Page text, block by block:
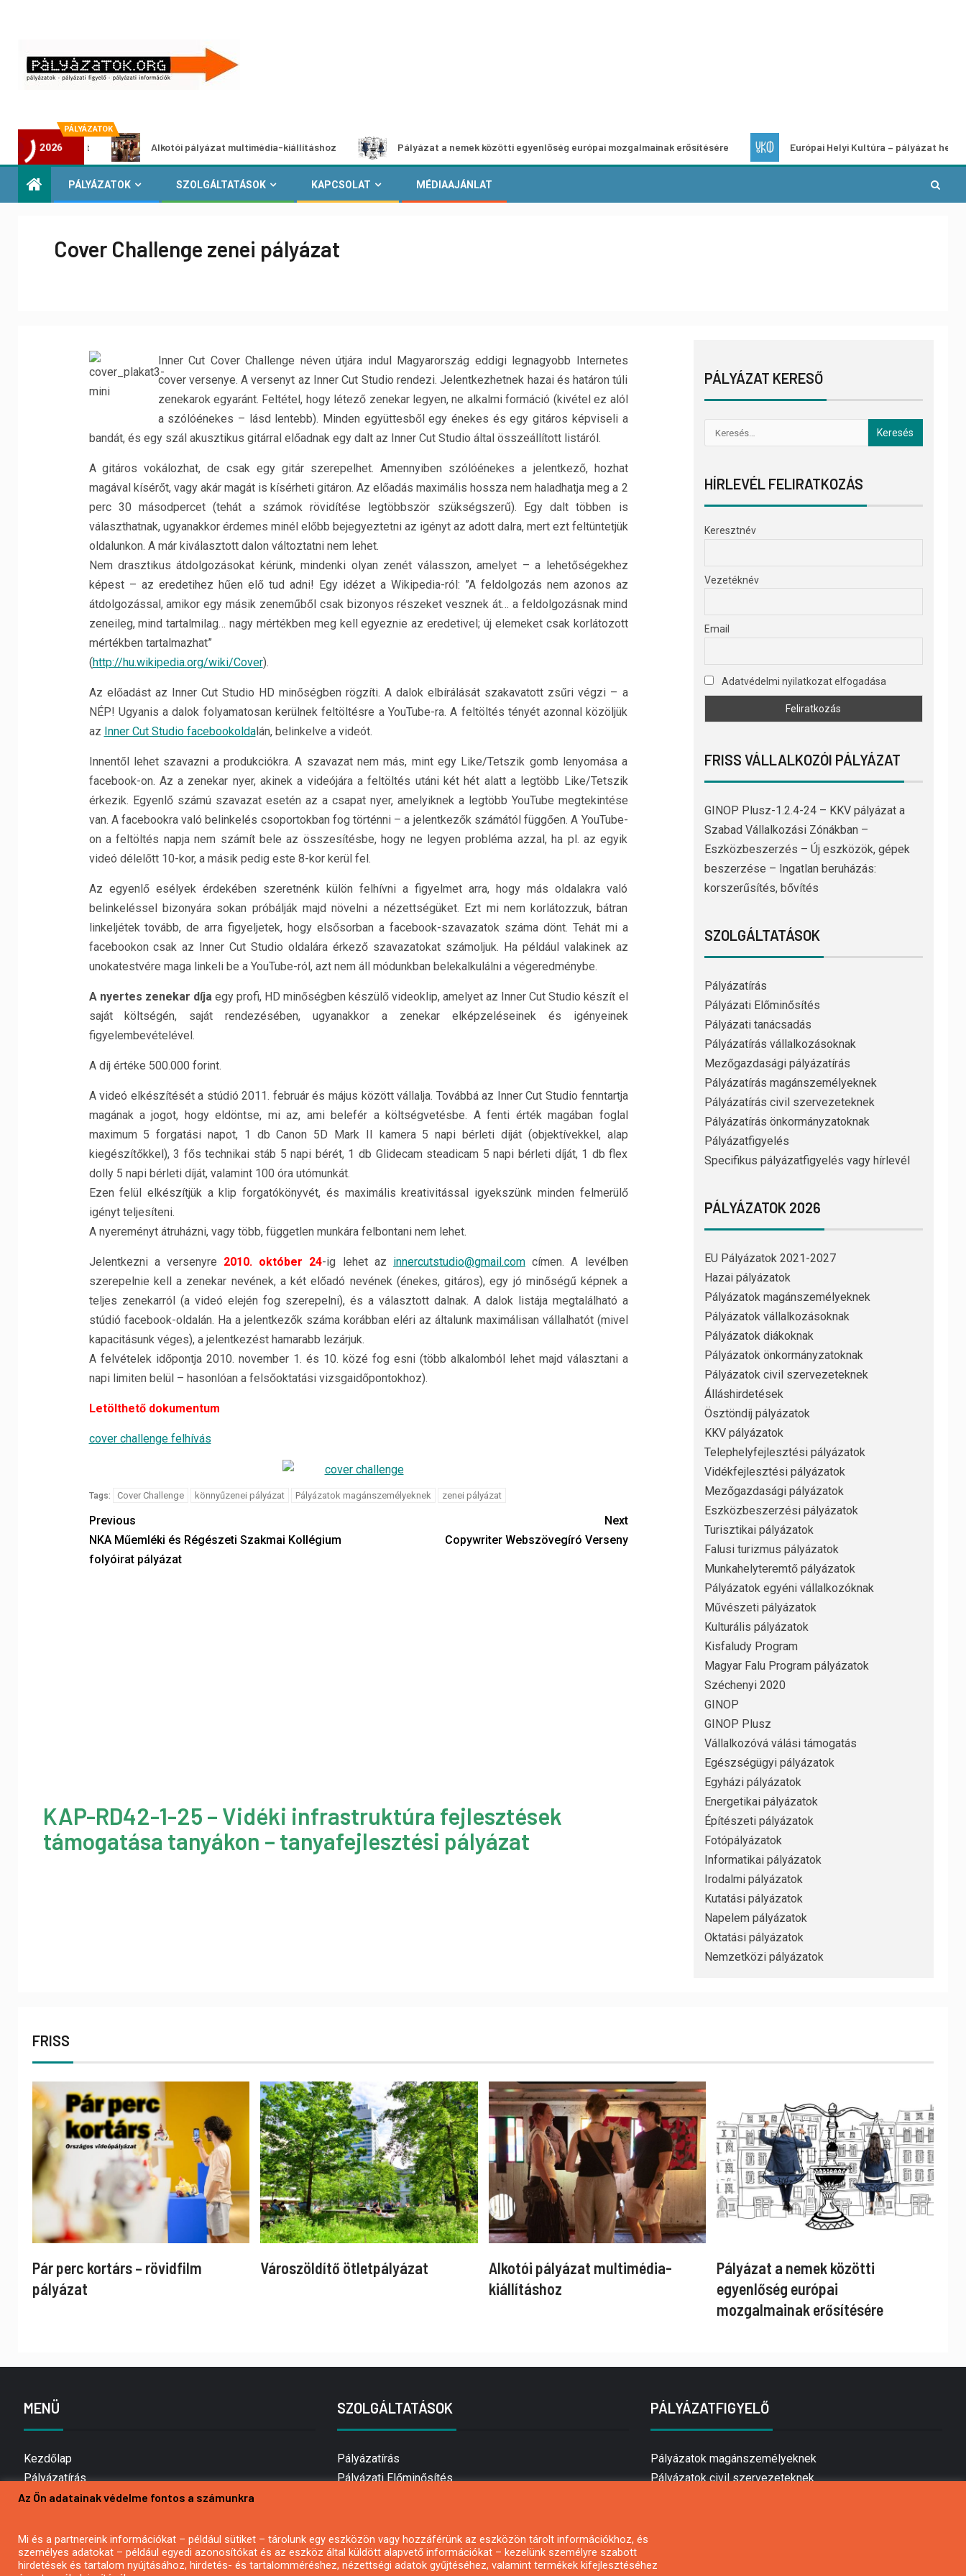
PÁLYÁZATOK
2026 Alkotói pályázat multimédia-kiállításhoz Pályázat a nemek közötti egyenlőség európai mozgalmainak erősítésére Európai Helyi Kultúra – pályázat helyi
PÁLYÁZATOK SZOLGÁLTATÁSOK KAPCSOLAT MÉDIAAJÁNLAT
Cover Challenge zenei pályázat
Inner Cut Cover Challenge néven útjára indul Magyarország eddigi legnagyobb Internetes
cover versenye. A versenyt az Inner Cut Studio rendezi. Jelentkezhetnek hazai és határon túli
zenekarok egyaránt. Feltétel, hogy létező zenekar legyen, ne alkalmi formáció (kivétel ez alól
a szólóénekes – lásd lentebb). Minden együttesből egy énekes és egy gitáros képviseli a
bandát, és egy szál akusztikus gitárral előadnak egy dalt az Inner Cut Studio által összeállított listáról.
A gitáros vokálozhat, de csak egy gitár szerepelhet. Amennyiben szólóénekes a jelentkező, hozhat
magával kísérőt, vagy akár magát is kísérheti gitáron. Az előadás maximális hossza nem haladhatja meg a 2
perc 30 másodpercet (tehát a számok rövidítése legtöbbször szükségszerű). Egy dalt többen is
választhatnak, ugyanakkor érdemes minél előbb bejegyeztetni az igényt az adott dalra, mert ezt feltüntetjük
oldalunkon. A már kiválasztott dalon változtatni nem lehet.
Nem drasztikus átdolgozásokat kérünk, mindenki olyan zenét válasszon, amelyet – a lehetőségekhez
képest – az eredetihez hűen elő tud adni! Egy idézet a Wikipedia-ról: ”A feldolgozás nem azonos az
átdolgozással, amikor egy másik zeneműből csak bizonyos részeket vesznek át… a feldolgozásnak mind
zeneileg, mind tartalmilag… nagy mértékben meg kell egyeznie az eredetivel; új elemeket csak korlátozott
mértékben tartalmazhat”
(http://hu.wikipedia.org/wiki/Cover).
Az előadást az Inner Cut Studio HD minőségben rögzíti. A dalok elbírálását szakavatott zsűri végzi – a
NÉP! Ugyanis a dalok folyamatosan kerülnek feltöltésre a YouTube-ra. A feltöltés tényét azonnal közöljük
az Inner Cut Studio facebookoldalán, belinkelve a videót.
Innentől lehet szavazni a produkciókra. A szavazat nem más, mint egy Like/Tetszik gomb lenyomása a
facebook-on. Az a zenekar nyer, akinek a videójára a feltöltés utáni két hét alatt a legtöbb Like/Tetszik
érkezik. Egyenlő számú szavazat esetén az a csapat nyer, amelyiknek a legtöbb YouTube megtekintése
van. A facebookra való belinkelés csoportokban fog történni – a jelentkezők számától függően. A YouTube-
on a feltöltés napja nem számít bele az összesítésbe, hogy ne legyen probléma azzal, ha pl. az egyik
videó délelőtt 10-kor, a másik pedig este 8-kor kerül fel.
Az egyenlő esélyek érdekében szeretnénk külön felhívni a figyelmet arra, hogy más oldalakra való
belinkeléssel bizonyára sokan próbálják majd növelni a nézettségüket. Ezt mi nem korlátozzuk, bátran
linkeljétek tovább, de arra figyeljetek, hogy elsősorban a facebook-szavazatok száma dönt. Tehát mi a
facebookon csak az Inner Cut Studio oldalára érkező szavazatokat számoljuk. Ha például valakinek az
unokatestvére maga linkeli be a YouTube-ról, azt nem áll módunkban belekalkulálni a végeredménybe.
A nyertes zenekar díjaegy profi, HD minőségben készülő videoklip, amelyet az Inner Cut Studio készít el
saját költségén, saját rendezésében, ugyanakkor a zenekar elképzeléseinek és igényeinek
figyelembevételével.
A díj értéke 500.000 forint.
A videó elkészítését a stúdió 2011. február és május között vállalja. Továbbá az Inner Cut Studio fenntartja
magának a jogot, hogy eldöntse, mi az, ami belefér a költségvetésbe. A fenti érték magában foglal
maximum 5 forgatási napot, 1 db Canon 5D Mark II kamera 5 napi bérleti díját (objektívekkel, alap
kiegészítőkkel), 3 fős technikai stáb 5 napi bérét, 1 db Glidecam steadicam 5 napi bérleti díját, 1 db flex
dolly 5 napi bérleti díját, valamint 100 óra utómunkát.
Ezen felül elkészítjük a klip forgatókönyvét, és maximális kreativitással igyekszünk minden felmerülő
igényt teljesíteni.
A nyereményt átruházni, vagy több, független munkára felbontani nem lehet.
Jelentkezni a versenyre 2010. október 24-ig lehet az innercutstudio@gmail.comcímen. A levélben
szerepelnie kell a zenekar nevének, a két előadó nevének (énekes, gitáros), egy jó minőségű képnek a
teljes zenekarról (a videó elején fog szerepelni), és a választott dalnak. A dalok listája megtalálható a
stúdió facebook-oldalán. Ha a jelentkezők száma korábban eléri az általunk maximálisan vállalhatót (mivel
kapacitásunk véges), a jelentkezést hamarabb lezárjuk.
A felvételek időpontja 2010. november 1. és 10. közé fog esni (több alkalomból lehet majd választani a
napi limiten belül – hasonlóan a felsőoktatási vizsgaidőpontokhoz).
Letölthető dokumentum
cover challenge felhívás
Tags: Cover Challenge könnyűzenei pályázat Pályázatok magánszemélyeknek zenei pályázat
Previous
NKA Műemléki és Régészeti Szakmai Kollégium
folyóirat pályázat
Next
Copywriter Webszövegíró Verseny
KAP-RD42-1-25 – Vidéki infrastruktúra fejlesztések
támogatása tanyákon – tanyafejlesztési pályázat
PÁLYÁZAT KERESŐ
HÍRLEVÉL FELIRATKOZÁS
Keresztnév
Vezetéknév
Email
Adatvédelmi nyilatkozat elfogadása
FRISS VÁLLALKOZÓI PÁLYÁZAT
GINOP Plusz-1.2.4-24 – KKV pályázat a
Szabad Vállalkozási Zónákban –
Eszközbeszerzés – Új eszközök, gépek
beszerzése – Ingatlan beruházás:
korszerűsítés, bővítés
SZOLGÁLTATÁSOK
Pályázatírás
Pályázati Előminősítés
Pályázati tanácsadás
Pályázatírás vállalkozásoknak
Mezőgazdasági pályázatírás
Pályázatírás magánszemélyeknek
Pályázatírás civil szervezeteknek
Pályázatírás önkormányzatoknak
Pályázatfigyelés
Specifikus pályázatfigyelés vagy hírlevél
PÁLYÁZATOK 2026
EU Pályázatok 2021-2027
Hazai pályázatok
Pályázatok magánszemélyeknek
Pályázatok vállalkozásoknak
Pályázatok diákoknak
Pályázatok önkormányzatoknak
Pályázatok civil szervezeteknek
Álláshirdetések
Ösztöndíj pályázatok
KKV pályázatok
Telephelyfejlesztési pályázatok
Vidékfejlesztési pályázatok
Mezőgazdasági pályázatok
Eszközbeszerzési pályázatok
Turisztikai pályázatok
Falusi turizmus pályázatok
Munkahelyteremtő pályázatok
Pályázatok egyéni vállalkozóknak
Művészeti pályázatok
Kulturális pályázatok
Kisfaludy Program
Magyar Falu Program pályázatok
Széchenyi 2020
GINOP
GINOP Plusz
Vállalkozóvá válási támogatás
Egészségügyi pályázatok
Egyházi pályázatok
Energetikai pályázatok
Építészeti pályázatok
Fotópályázatok
Informatikai pályázatok
Irodalmi pályázatok
Kutatási pályázatok
Napelem pályázatok
Oktatási pályázatok
Nemzetközi pályázatok
FRISS
Pár perc kortárs – rövidfilm
pályázat
Városzöldítő ötletpályázat
Alkotói pályázat multimédia-
kiállításhoz
Pályázat a nemek közötti
egyenlőség európai
mozgalmainak erősítésére
MENÜ
Kezdőlap
Pályázatírás
Bemutatkozás
Hírlevél feliratkozás
Impresszum
SZOLGÁLTATÁSOK
Pályázatírás
Pályázati Előminősítés
Mezőgazdasági pályázatírás
Pályázatírás magánszemélyeknek
PÁLYÁZATFIGYELŐ
Pályázatok magánszemélyeknek
Pályázatok civil szervezeteknek
Az Ön adatainak védelme fontos a számunkra
Mi és a partnereink információkat – például sütiket – tárolunk egy eszközön vagy hozzáférünk az eszközön tárolt információkhoz, és
személyes adatokat – például egyedi azonosítókat és az eszköz által küldött alapvető információkat – kezelünk személyre szabott
hirdetések és tartalom nyújtásához, hirdetés- és tartalomméréshez, nézettségi adatok gyűjtéséhez, valamint termékek kifejlesztéséhez